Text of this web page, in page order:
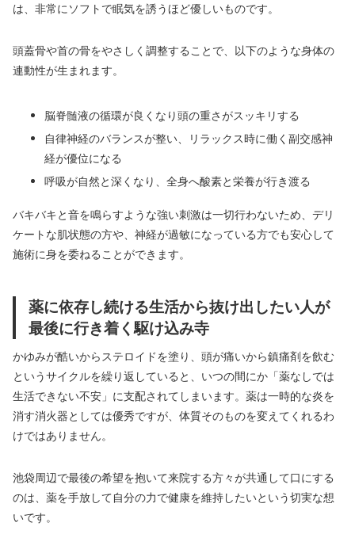
は、非常にソフトで眠気を誘うほど優しいものです。
頭蓋骨や首の骨をやさしく調整することで、以下のような身体の
連動性が生まれます。
脳脊髄液の循環が良くなり頭の重さがスッキリする
自律神経のバランスが整い、リラックス時に働く副交感神
経が優位になる
呼吸が自然と深くなり、全身へ酸素と栄養が行き渡る
バキバキと音を鳴らすような強い刺激は一切行わないため、デリ
ケートな肌状態の方や、神経が過敏になっている方でも安心して
施術に身を委ねることができます。
薬に依存し続ける生活から抜け出したい人が
最後に行き着く駆け込み寺
かゆみが酷いからステロイドを塗り、頭が痛いから鎮痛剤を飲む
というサイクルを繰り返していると、いつの間にか「薬なしでは
生活できない不安」に支配されてしまいます。薬は一時的な炎を
消す消火器としては優秀ですが、体質そのものを変えてくれるわ
けではありません。
池袋周辺で最後の希望を抱いて来院する方々が共通して口にする
のは、薬を手放して自分の力で健康を維持したいという切実な想
いです。